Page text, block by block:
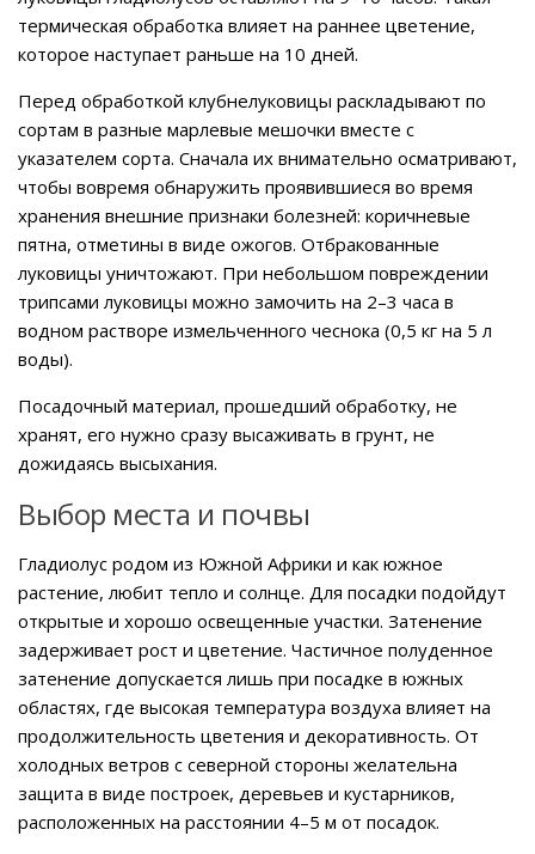
термическая обработка влияет на раннее цветение,
которое наступает раньше на 10 дней.
Перед обработкой клубнелуковицы раскладывают по
сортам в разные марлевые мешочки вместе с
указателем сорта. Сначала их внимательно осматривают,
чтобы вовремя обнаружить проявившиеся во время
хранения внешние признаки болезней: коричневые
пятна, отметины в виде ожогов. Отбракованные
луковицы уничтожают. При небольшом повреждении
трипсами луковицы можно замочить на 2–3 часа в
водном растворе измельченного чеснока (0,5 кг на 5 л
воды).
Посадочный материал, прошедший обработку, не
хранят, его нужно сразу высаживать в грунт, не
дожидаясь высыхания.
Выбор места и почвы
Гладиолус родом из Южной Африки и как южное
растение, любит тепло и солнце. Для посадки подойдут
открытые и хорошо освещенные участки. Затенение
задерживает рост и цветение. Частичное полуденное
затенение допускается лишь при посадке в южных
областях, где высокая температура воздуха влияет на
продолжительность цветения и декоративность. От
холодных ветров с северной стороны желательна
защита в виде построек, деревьев и кустарников,
расположенных на расстоянии 4–5 м от посадок.